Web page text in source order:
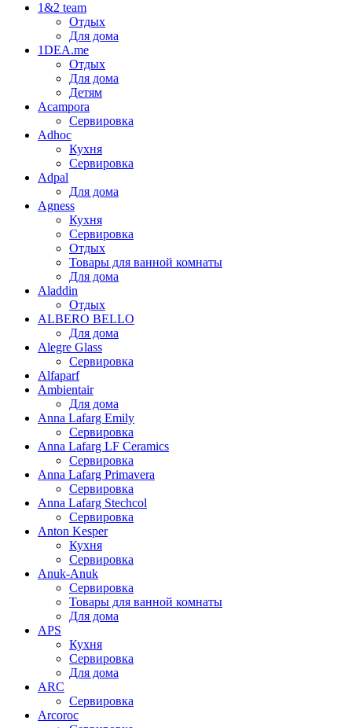
1&2 team
Отдых
Для дома
1DEA.me
Отдых
Для дома
Детям
Acampora
Сервировка
Adhoc
Кухня
Сервировка
Adpal
Для дома
Agness
Кухня
Сервировка
Отдых
Товары для ванной комнаты
Для дома
Aladdin
Отдых
ALBERO BELLO
Для дома
Alegre Glass
Сервировка
Alfaparf
Ambientair
Для дома
Anna Lafarg Emily
Сервировка
Anna Lafarg LF Ceramics
Сервировка
Anna Lafarg Primavera
Сервировка
Anna Lafarg Stechcol
Сервировка
Anton Kesper
Кухня
Сервировка
Anuk-Anuk
Сервировка
Товары для ванной комнаты
Для дома
APS
Кухня
Сервировка
Для дома
ARC
Сервировка
Arcoroc